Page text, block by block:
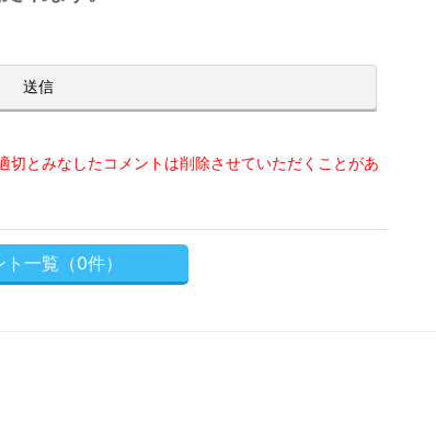
とみなしたコメントは削除させていただくことがあ
ト一覧（0件）